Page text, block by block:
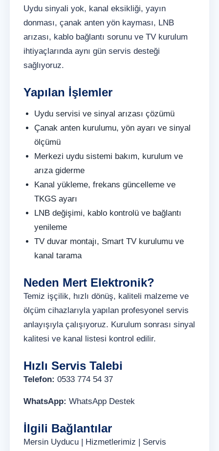
Uydu sinyali yok, kanal eksikliği, yayın
donması, çanak anten yön kayması, LNB
arızası, kablo bağlantı sorunu ve TV kurulum
ihtiyaçlarında aynı gün servis desteği
sağlıyoruz.
Yapılan İşlemler
Uydu servisi ve sinyal arızası çözümü
Çanak anten kurulumu, yön ayarı ve sinyal
ölçümü
Merkezi uydu sistemi bakım, kurulum ve
arıza giderme
Kanal yükleme, frekans güncelleme ve
TKGS ayarı
LNB değişimi, kablo kontrolü ve bağlantı
yenileme
TV duvar montajı, Smart TV kurulumu ve
kanal tarama
Neden Mert Elektronik?
Temiz işçilik, hızlı dönüş, kaliteli malzeme ve
ölçüm cihazlarıyla yapılan profesyonel servis
anlayışıyla çalışıyoruz. Kurulum sonrası sinyal
kalitesi ve kanal listesi kontrol edilir.
Hızlı Servis Talebi
Telefon: 0533 774 54 37
WhatsApp: WhatsApp Destek
İlgili Bağlantılar
Mersin Uyducu | Hizmetlerimiz | Servis